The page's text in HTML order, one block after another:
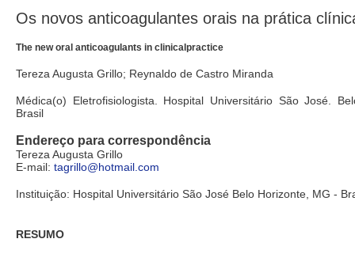
Os novos anticoagulantes orais na prática
The new oral anticoagulants in clinicalpractice
Tereza Augusta Grillo; Reynaldo de Castro Miranda
Médica(o) Eletrofisiologista. Hospital Universitário São José.
Brasil
Endereço para correspondência
Tereza Augusta Grillo
E-mail: tagrillo@hotmail.com
Instituição: Hospital Universitário São José Belo Horizonte, MG -
RESUMO